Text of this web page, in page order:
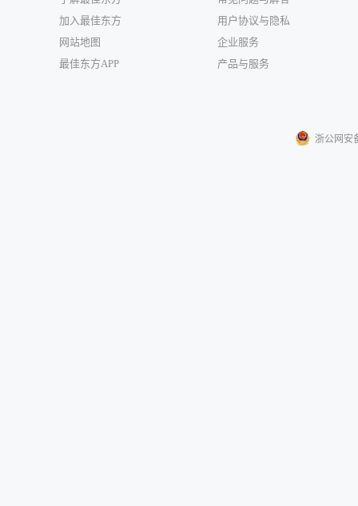
加入最佳东方
网站地图
最佳东方APP
用户协议与隐私
企业服务
产品与服务
浙公网安